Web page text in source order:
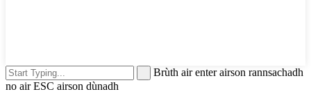
Brùth air enter airson rannsachadh
no air ESC airson dùnadh